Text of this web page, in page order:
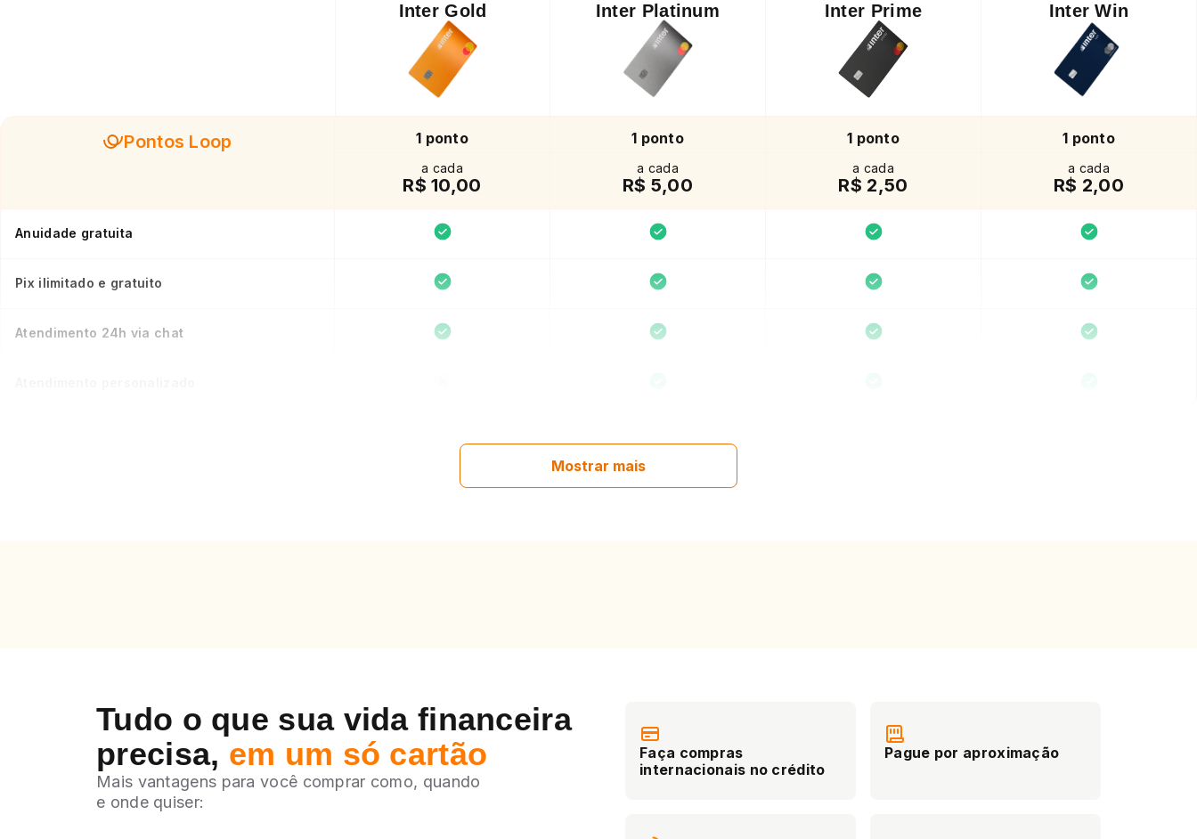
Inter Gold Inter Platinum Inter Prime Inter Win
Pontos Loop 1 ponto
a cada
R$ 10,00
1 ponto
a cada
R$ 5,00
1 ponto
a cada
R$ 2,50
1 ponto
a cada
R$ 2,00
Anuidade gratuita
Pix ilimitado e gratuito
Atendimento 24h via chat
Mostrar mais
Tudo o que sua vida financeira
precisa, em um só cartão
Mais vantagens para você comprar como, quando
e onde quiser:
Faça compras
internacionais no crédito
Pague por aproximação